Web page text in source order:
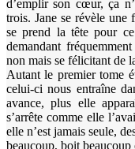
d’emplir son cœur, ça
trois. Jane se révèle une
se prend la tête pour ce
demandant
non mais se félicitant de
Autant le premier tome
celui-ci nous entraîne
avance, plus elle
s’arrête comme elle
elle n’est jamais seule,
beaucoup, boit